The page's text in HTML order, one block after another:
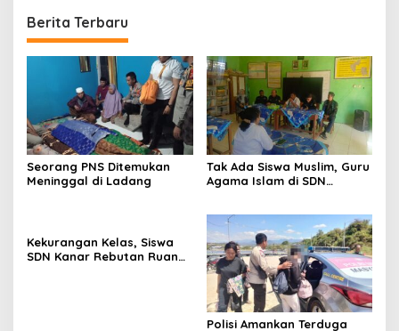
Berita Terbaru
Seorang PNS Ditemukan
Meninggal di Ladang
Tak Ada Siswa Muslim, Guru
Agama Islam di SDN
Kekurangan Kelas, Siswa
SDN Kanar Rebutan Ruang
Polisi Amankan Terduga